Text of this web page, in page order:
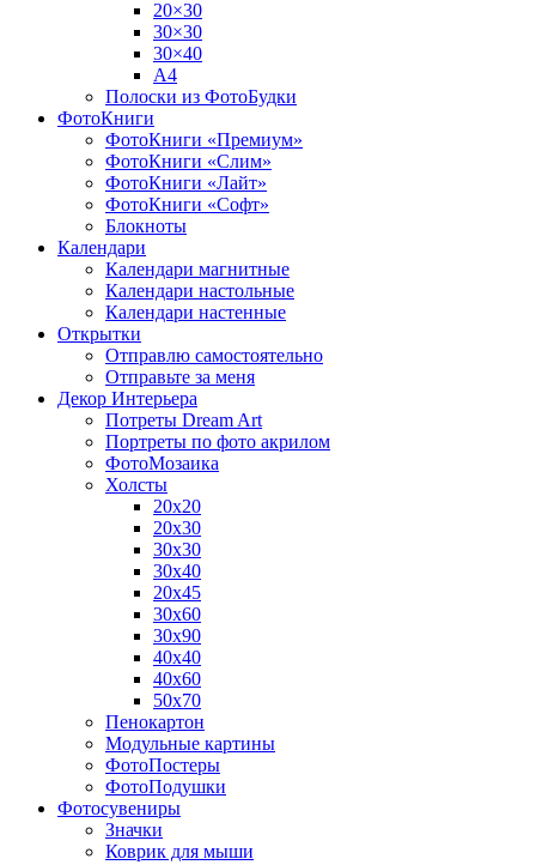
20×30
30×30
30×40
A4
Полоски из ФотоБудки
ФотоКниги
ФотоКниги «Премиум»
ФотоКниги «Слим»
ФотоКниги «Лайт»
ФотоКниги «Софт»
Блокноты
Календари
Календари магнитные
Календари настольные
Календари настенные
Открытки
Отправлю самостоятельно
Отправьте за меня
Декор Интерьера
Потреты Dream Art
Портреты по фото акрилом
ФотоМозаика
Холсты
20х20
20х30
30х30
30х40
20х45
30х60
30х90
40х40
40х60
50х70
Пенокартон
Модульные картины
ФотоПостеры
ФотоПодушки
Фотоcувениры
Значки
Коврик для мыши